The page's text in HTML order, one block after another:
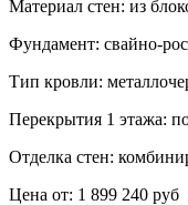
Материал стен: из
Фундамент: свайно-
Тип кровли:
Перекрытия 1 этажа:
Отделка стен:
Цена от: 1 899 240 руб